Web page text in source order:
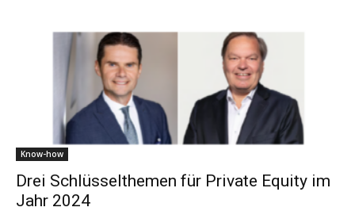
Know-how
Drei Schlüsselthemen für Private Equity im
Jahr 2024